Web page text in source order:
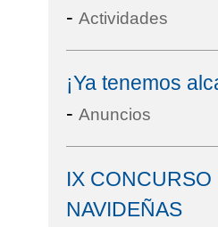
- Actividades
¡Ya tenemos
- Anuncios
IX
NAVIDEÑAS